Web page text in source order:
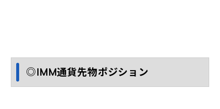
◎IMM通貨先物ポジション